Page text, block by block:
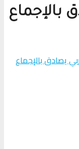
بالإجماع